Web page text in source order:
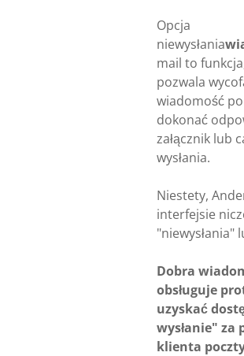
Opcja
niewysłania
mail to
pozwala
wiadomość po
dokonać
załącznik lub
wysłania.
Niestety,
interfejsie
"niewysłania"
Dobra
obsługuje
uzyskać
wysłanie" za
klienta